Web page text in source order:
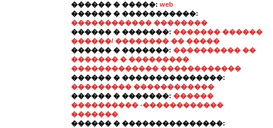
������ � �����: web
������ � �����������:
������������ ��������
������ � �������: ������� ������
������/ �������� �� �����
������ � �������: ���������� ��
������� � ���������
������������� ������������
������ � ���������������:
��������� ������������
������ � �������: ������
���������� -������������
�������
������ � ���������������: